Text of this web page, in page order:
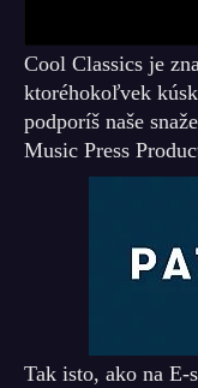
Cool Classics je
ktoréhokoľvek
podporíš naše
Music Press
Tak isto, ako na E-